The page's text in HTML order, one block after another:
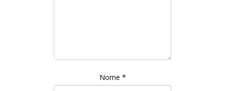
Nome *